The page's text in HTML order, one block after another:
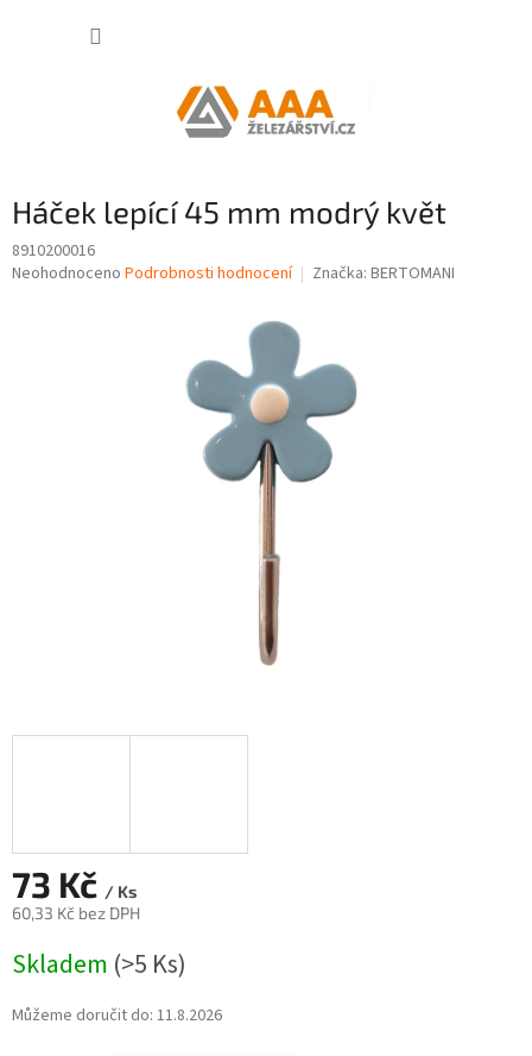
Háček lepící 45 mm modrý květ
8910200016
Průměrné
Neohodnoceno Podrobnosti hodnocení Značka: BERTOMANI
73 Kč / Ks
60,33 Kč bez DPH
cena:
Skladem (>5 Ks)
Můžeme doručit do: 11.8.2026